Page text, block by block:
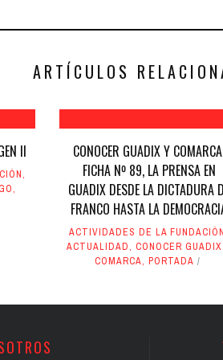
ARTÍCULOS
II
,
,
CONOCER GUADIX Y
FICHA Nº 89, LA PRENSA EN
GUADIX DESDE LA DICTADURA
FRANCO HASTA LA
ACTIVIDADES DE LA FUNDACIÓN
ACTUALIDAD, CONOCER
COMARCA, PORTADA